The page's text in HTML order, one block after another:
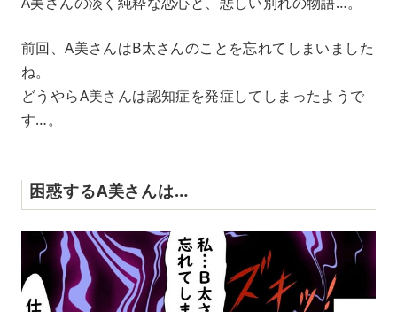
前回、A美さんはB太さんのことを忘れてしまいました
ね。
どうやらA美さんは認知症を発症してしまったようで
す…。
困惑するA美さんは…